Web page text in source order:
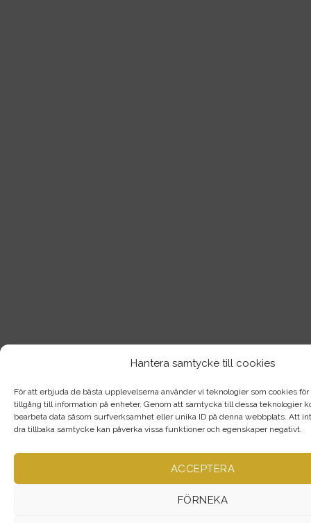
Hantera samtycke till cookies
För att erbjuda de bästa upplevelserna använder vi teknologier som cookies
tillgång till information på enheter. Genom att samtycka till dessa teknologier
bearbeta data såsom surfverksamhet eller unika ID på denna webbplats. Att
dra tillbaka samtycke kan påverka vissa funktioner och egenskaper negativt.
ACCEPTERA
FÖRNEKA